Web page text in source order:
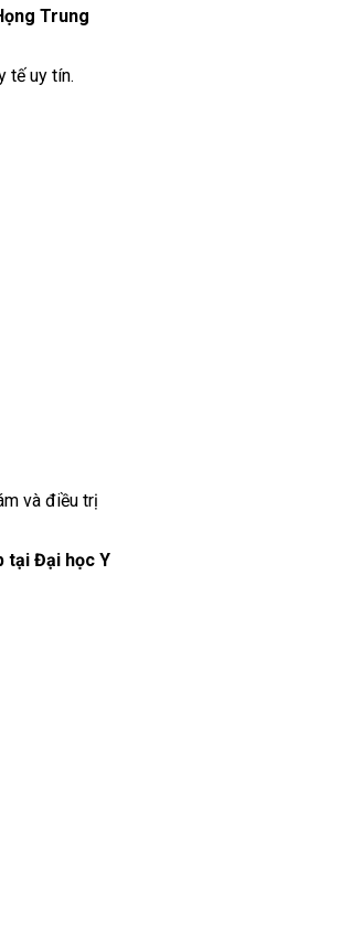
Trung
tế uy tín.
và điều trị
tại Đại học Y